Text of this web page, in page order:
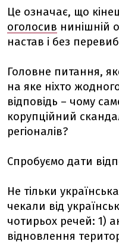
Це означає, що
оголосив нинішній
настав і без
Головне питання,
на яке ніхто
відповідь – чому
корупційний
регіоналів?
Спробуємо дати
Не тільки
чекали від
чотирьох речей: 1)
відновлення